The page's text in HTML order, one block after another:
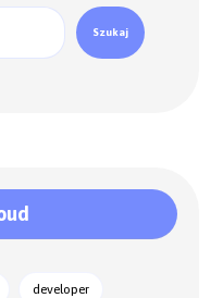
Szukaj
developer